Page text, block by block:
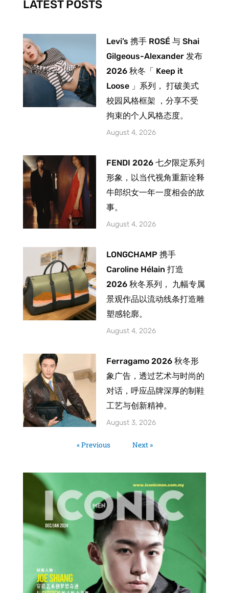
f
LATEST POSTS
Levi’s 携手 ROSÉ 与 Shai
Gilgeous-Alexander 发布
2026 秋冬「 Keep it
Loose 」系列， 打破美式
校园风格框架 ，分享不受
拘束的个人风格态度。
August 4, 2026
FENDI 2026 七夕限定系列
形象，以当代视角重新诠释
牛郎织女一年一度相会的故
事。
August 4, 2026
LONGCHAMP 携手
Caroline Hélain 打造
2026 秋冬系列， 九幅专属
景观作品以流动线条打造雕
塑感轮廓。
August 4, 2026
Ferragamo 2026 秋冬形
象广告，透过艺术与时尚的
对话，呼应品牌深厚的制鞋
工艺与创新精神。
August 3, 2026
« Previous Next »